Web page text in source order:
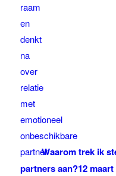
Waarom trek ik
partners aan?12 maart